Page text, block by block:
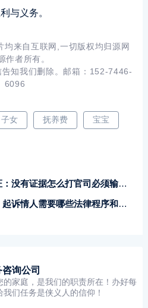
与义务。
均来自互联网,一切版权均归源网
作者所有。
知我们删除。邮箱：152-7446-
6096
子女 抚养费 宝宝
没有证据怎么打官司必须输吗_1
诉情人需要哪些法律程序和证据
询公司
的家庭，是我们的职责所在！办好每
们任务是侠义人的信仰！